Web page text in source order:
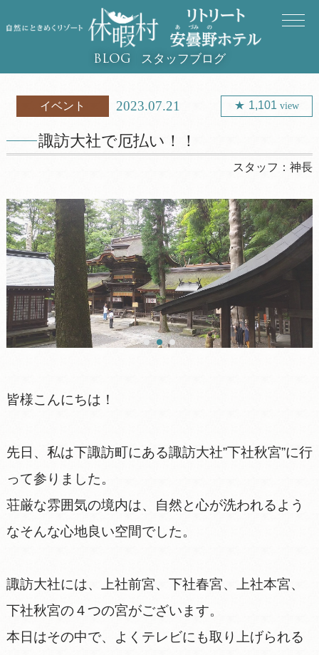
BLOG スタッフブログ
イベント 2023.07.21 1,101view
諏訪大社で厄払い！！
スタッフ：神長
皆様こんにちは！
先日、私は下諏訪町にある諏訪大社”下社秋宮”に行
って参りました。
荘厳な雰囲気の境内は、自然と心が洗われるよう
なそんな心地良い空間でした。
諏訪大社には、上社前宮、下社春宮、上社本宮、
下社秋宮の４つの宮がございます。
本日はその中で、よくテレビにも取り上げられる